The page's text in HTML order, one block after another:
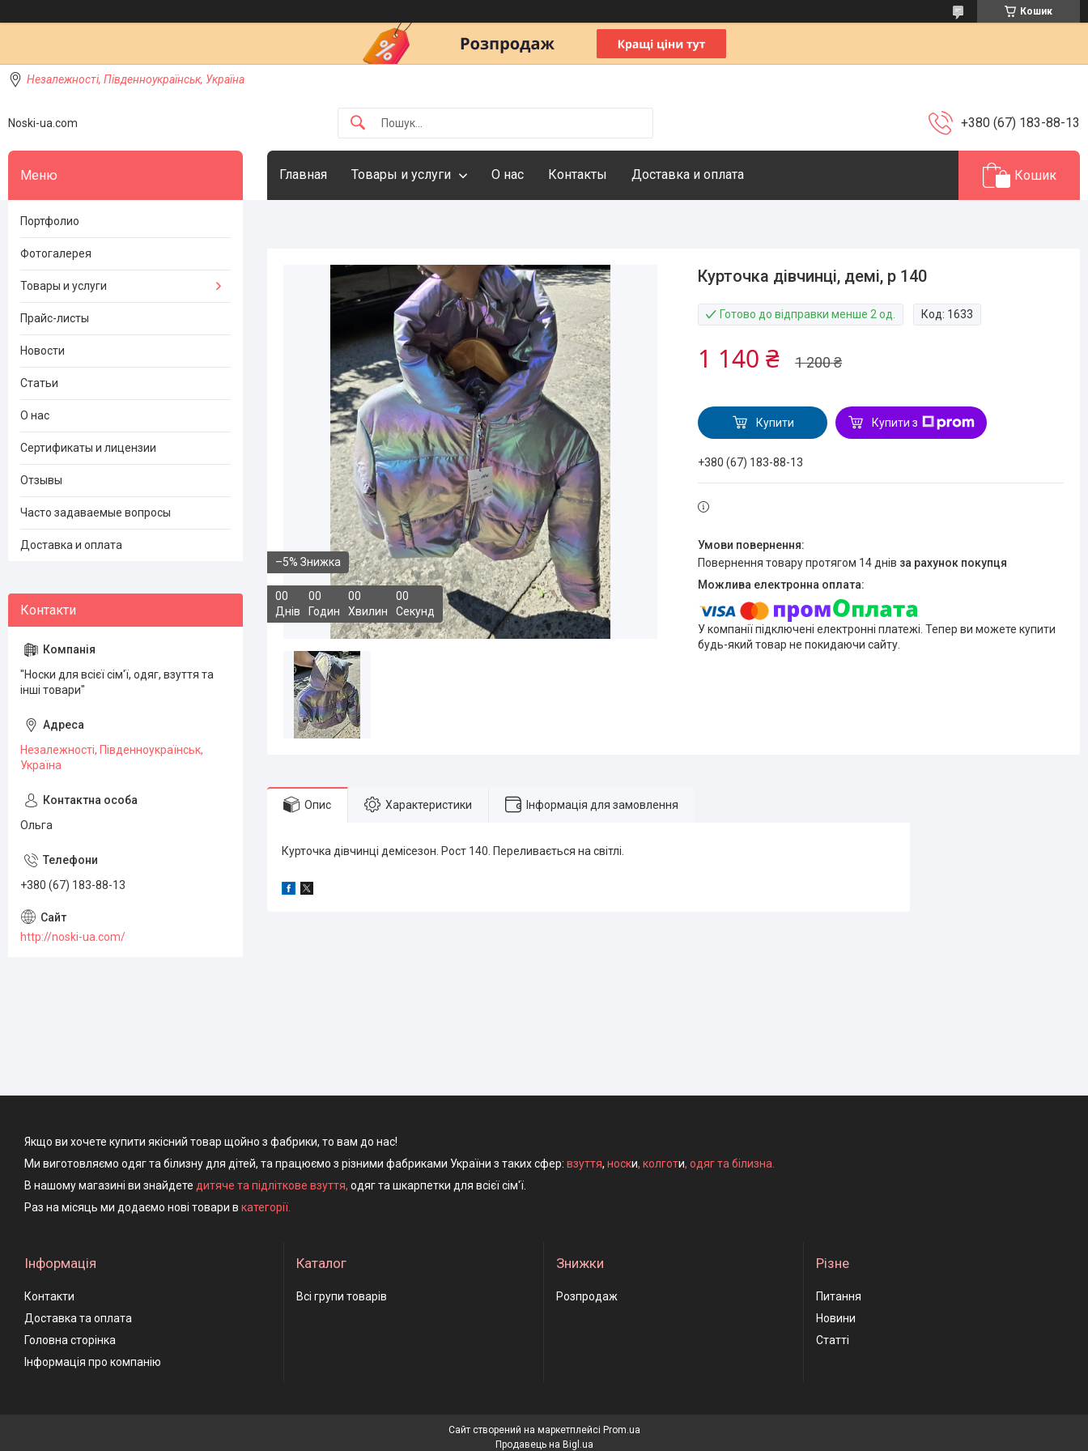
Кошик
Незалежності, Південноукраїнськ, Україна
Noski-ua.com +380 (67) 183-88-13
Главная Товары и услуги О нас Контакты Доставка и оплата Кошик
–5%
00
Днів
00
Годин
00
Хвилин
00
Секунд
Курточка дівчинці, демі, р 140
Готово до відправки менше 2 од. Код: 1633
1 200 ₴
1 140 ₴
Купити Купити з
+380 (67) 183-88-13
повернення товару протягом 14 днів за рахунок покупця
У компанії підключені електронні платежі. Тепер ви можете купити
будь-який товар не покидаючи сайту.
Опис Характеристики Інформація для замовлення
Курточка дівчинці демісезон. Рост 140. Переливається на світлі.
Портфолио
Фотогалерея
Товары и услуги
Прайс-листы
Новости
Статьи
О нас
Сертификаты и лицензии
Отзывы
Часто задаваемые вопросы
Доставка и оплата
"Носки для всієї сім'ї, одяг, взуття та
інші товари"
Незалежності, Південноукраїнськ,
Україна
Ольга
+380 (67) 183-88-13
http://noski-ua.com/
Якщо ви хочете купити якісний товар щойно з фабрики, то вам до нас!
Ми виготовляємо одяг та білизну для дітей, та працюємо з різними фабриками України з таких сфер: взуття, носки, колготи, одяг та білизна.
В нашому магазині ви знайдете дитяче та підліткове взуття, одяг та шкарпетки для всієї сім'ї.
Раз на місяць ми додаємо нові товари в категорії.
Інформація
Контакти
Доставка та оплата
Головна сторінка
Інформація про компанію
Каталог
Всі групи товарів
Знижки
Розпродаж
Різне
Питання
Новини
Статті
Сайт створений на маркетплейсі Prom.ua
Продавець на Bigl.ua